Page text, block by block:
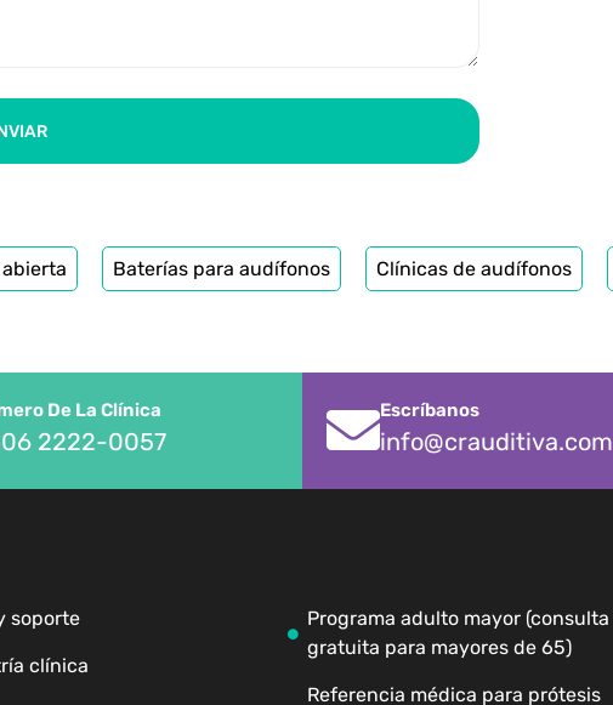
Baterías para audífonos Clínicas de audífonos
De La Clínica
2222-0057
Escríbanos
info@crauditiva.com
soporte
clínica
Programa adulto mayor (consulta
gratuita para mayores de 65)
Referencia médica para prótesis